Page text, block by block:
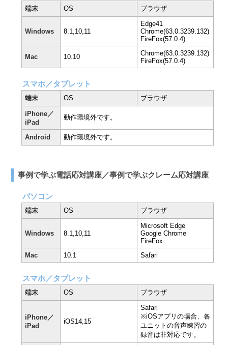
端末 OS ブラウザ
Windows 8.1,10,11
Edge41
Chrome(63.0.3239.132)
FireFox(57.0.4)
Mac 10.10
Chrome(63.0.3239.132)
FireFox(57.0.4)
スマホ／タブレット
端末 OS ブラウザ
iPhone／
iPad
動作環境外です。
Android 動作環境外です。
事例で学ぶ電話応対講座／事例で学ぶクレーム応対講座
パソコン
端末 OS ブラウザ
Windows 8.1,10,11
Microsoft Edge
Google Chrome
FireFox
Mac
10.1 Safari
スマホ／タブレット
端末 OS ブラウザ
iPhone／
iPad
iOS14,15
Safari
※iOSアプリの場合、各
ユニットの音声練習の
録音は非対応です。